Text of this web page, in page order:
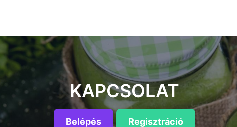
KAPCSOLAT
Belépés Regisztráció